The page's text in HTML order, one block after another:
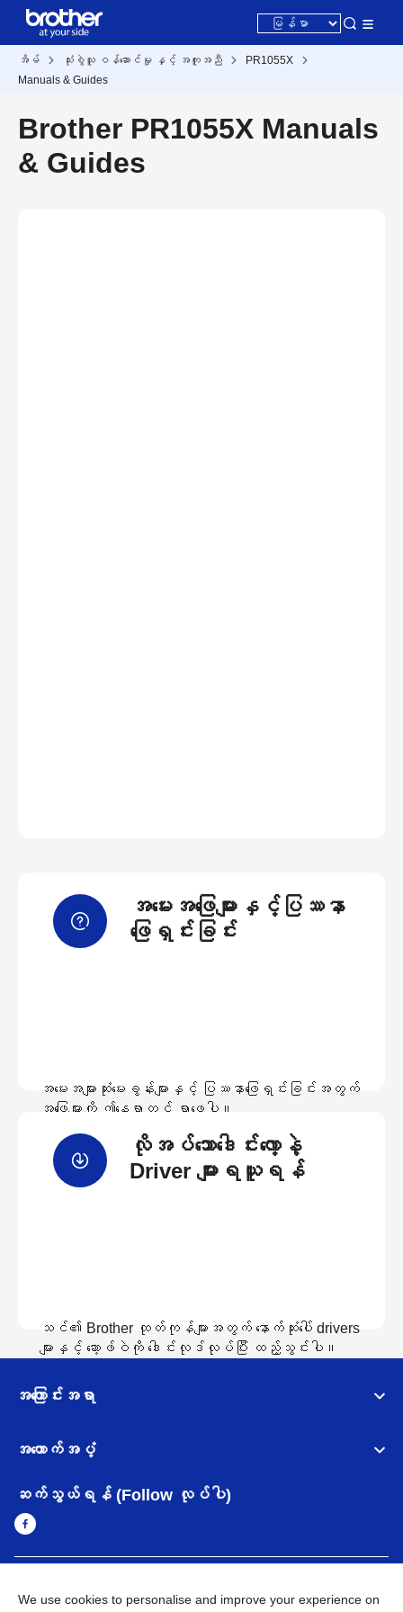
အိမ် သုံးစွဲသူ ဝန်ဆောင်မှု နှင့် အကူအညီ
PR1055X
Manuals & Guides
Brother PR1055X Manuals
& Guides
အမေးအဖြေများနှင့်ပြဿနာ
ဖြေရှင်းခြင်း
အမေးအများဆုံးမေးခွန်းများနှင့် ပြဿနာဖြေရှင်းခြင်းအတွက်
အဖြေများကို ဤနေရာတွင် ရှာဖွေပါ။
အမေးအဖြေများကြည့်ရှုရန်
လိုအပ်သောဒေါင်းလော့နဲ့
Driver များရယူရန်
သင်၏ Brother ထုတ်ကုန်များအတွက် နောက်ဆုံးပေါ် drivers
များနှင့် ဆော့ဖ်ဝဲကို ဒေါင်းလုဒ်လုပ်ပြီး ထည့်သွင်းပါ။
အကြောင်းအရာ
အထောက်အပံ့
ဆက်သွယ်ရန် (Follow လုပ်ပါ)
We use cookies to personalise and improve your experience on